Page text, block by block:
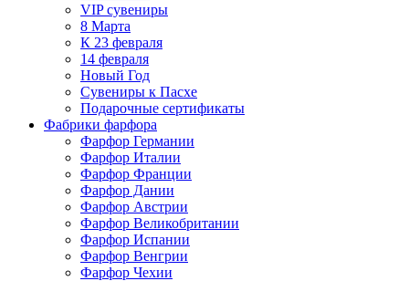
VIP сувениры
8 Марта
К 23 февраля
14 февраля
Новый Год
Сувениры к Пасхе
Подарочные сертификаты
Фабрики фарфора
Фарфор Германии
Фарфор Италии
Фарфор Франции
Фарфор Дании
Фарфор Австрии
Фарфор Великобритании
Фарфор Испании
Фарфор Венгрии
Фарфор Чехии